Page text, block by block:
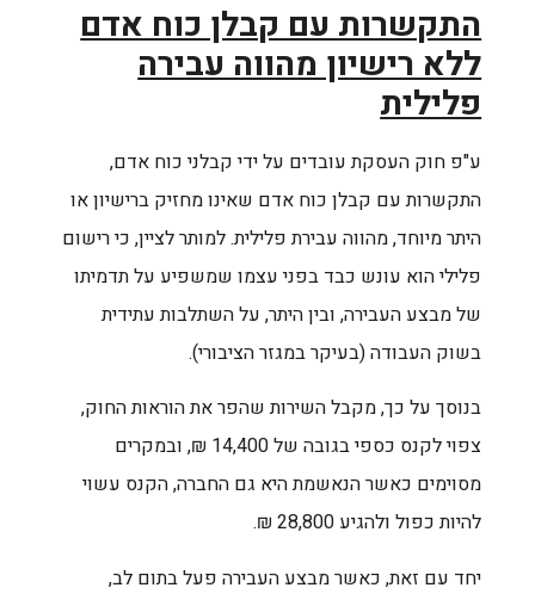
התקשרות עם קבלן כוח אדם
ללא רישיון מהווה עבירה
פלילית
ע"פ חוק העסקת עובדים על ידי קבלני כוח אדם,
התקשרות עם קבלן כוח אדם שאינו מחזיק ברישיון או
היתר מיוחד, מהווה עבירת פלילית. למותר לציין, כי רישום
פלילי הוא עונש כבד בפני עצמו שמשפיע על תדמיתו
של מבצע העבירה, ובין היתר, על השתלבות עתידית
בשוק העבודה (בעיקר במגזר הציבורי).
בנוסך על כך, מקבל השירות שהפר את הוראות החוק,
צפוי לקנס כספי בגובה של 14,400 ₪, ובמקרים
מסוימים כאשר הנאשמת היא גם החברה, הקנס עשוי
להיות כפול ולהגיע 28,800 ₪.
יחד עם זאת, כאשר מבצע העבירה פעל בתום לב,